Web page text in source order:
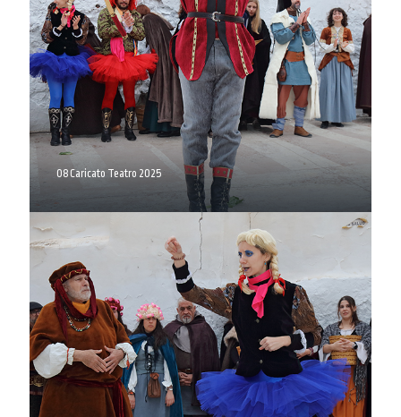
08 Caricato Teatro 2025